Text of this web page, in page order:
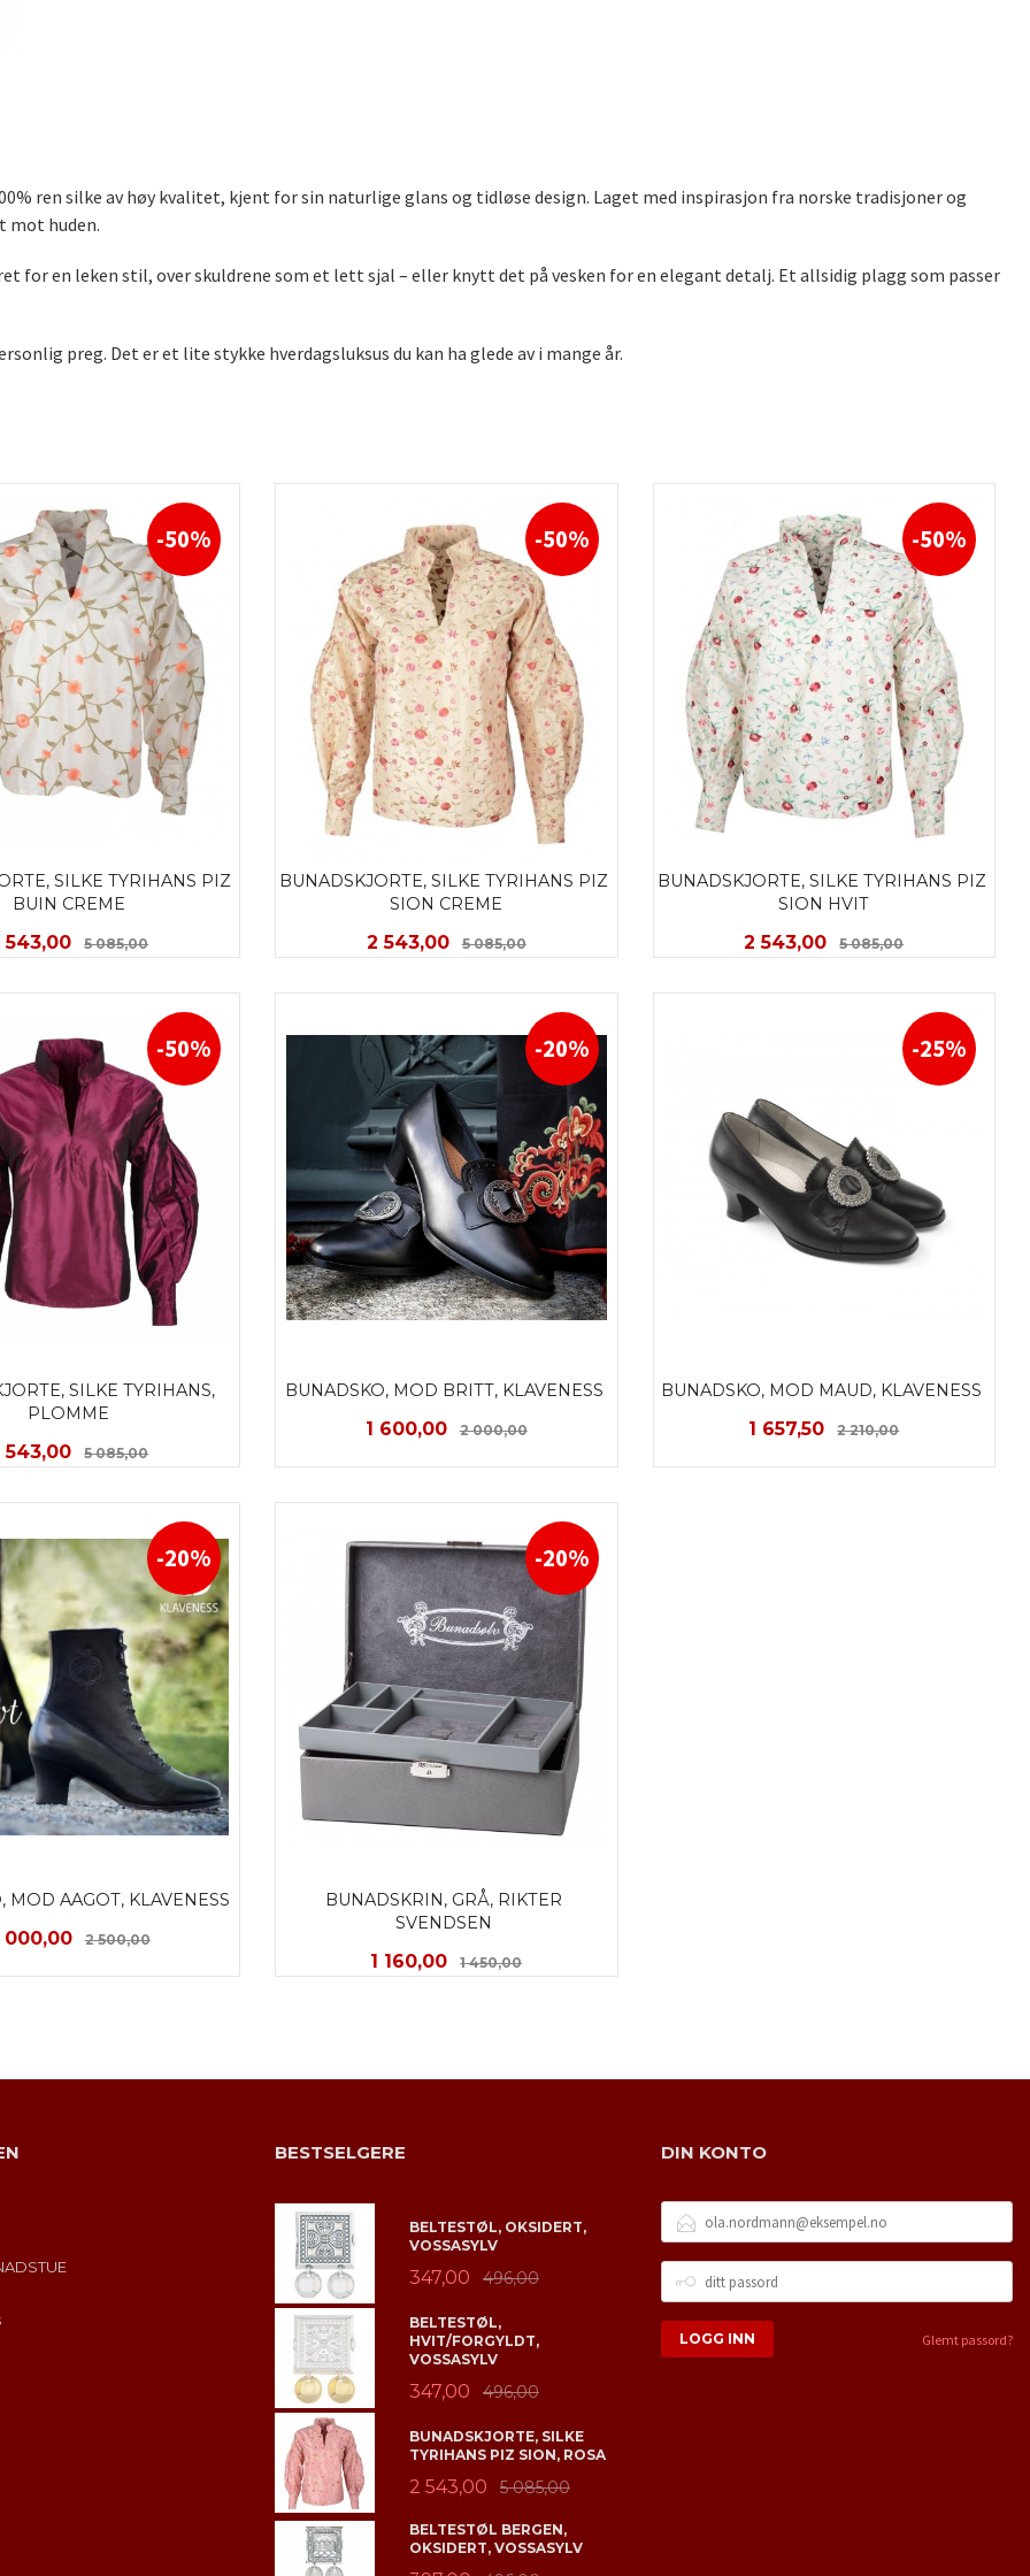
ren silke av høy kvalitet, kjent for sin naturlige glans og tidløse design. Laget med inspirasjon fra norske tradisjoner og
mot huden.
for en leken stil, over skuldrene som et lett sjal – eller knytt det på vesken for en elegant detalj. Et allsidig plagg som passer
preg. Det er et lite stykke hverdagsluksus du kan ha glede av i mange år.
SILKE TYRIHANS PIZ
BUIN CREME
543,00 5 085,00Rabatt
-50%
BUNADSKJORTE, SILKE TYRIHANS PIZ
SION CREME
Tilbud
2 543,00 5 085,00Rabatt
-50%
BUNADSKJORTE, SILKE TYRIHANS PIZ
SION HVIT
Tilbud
2 543,00 5 085,00Rabatt
-50%
SILKE TYRIHANS,
PLOMME
543,00 5 085,00Rabatt
-50%
BUNADSKO, MOD BRITT, KLAVENESS
Tilbud
1 600,00 2 000,00Rabatt
-20%
BUNADSKO, MOD MAUD, KLAVENESS
Tilbud
1 657,50 2 210,00Rabatt
-25%
MOD AAGOT, KLAVENESS
000,00 2 500,00Rabatt
-20%
BUNADSKRIN, GRÅ, RIKTER
SVENDSEN
Tilbud
1 160,00 1 450,00Rabatt
-20%
BESTSELGERE
BELTESTØL, OKSIDERT,
VOSSASYLV
347,00 496,00
BELTESTØL,
HVIT/FORGYLDT,
VOSSASYLV
347,00 496,00
BUNADSKJORTE, SILKE
TYRIHANS PIZ SION, ROSA
2 543,00 5 085,00
BELTESTØL BERGEN,
OKSIDERT, VOSSASYLV
DIN KONTO
POSTADRESSE
PASSORD
Glemt passord?